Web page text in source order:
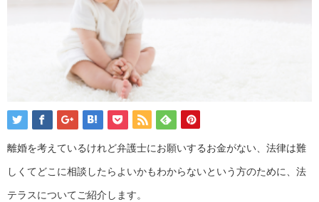
離婚を考えているけれど弁護士にお願いするお金がない、法律は難
しくてどこに相談したらよいかもわからないという方のために、法
テラスについてご紹介します。